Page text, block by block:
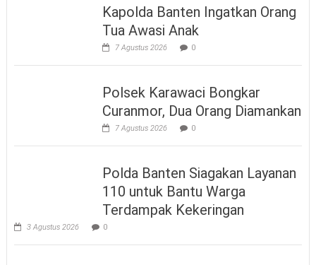
Kapolda Banten Ingatkan Orang
Tua Awasi Anak
7 Agustus 2026 0
Polsek Karawaci Bongkar
Curanmor, Dua Orang Diamankan
7 Agustus 2026 0
Polda Banten Siagakan Layanan
110 untuk Bantu Warga
Terdampak Kekeringan
3 Agustus 2026 0